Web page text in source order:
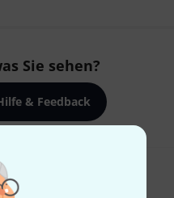
Sie sehen?
& Feedback